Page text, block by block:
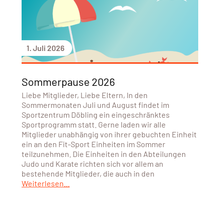
1. Juli 2026
Sommerpause 2026
Liebe Mitglieder, Liebe Eltern, In den
Sommermonaten Juli und August findet im
Sportzentrum Döbling ein eingeschränktes
Sportprogramm statt. Gerne laden wir alle
Mitglieder unabhängig von ihrer gebuchten Einheit
ein an den Fit-Sport Einheiten im Sommer
teilzunehmen. Die Einheiten in den Abteilungen
Judo und Karate richten sich vor allem an
bestehende Mitglieder, die auch in den
Weiterlesen...